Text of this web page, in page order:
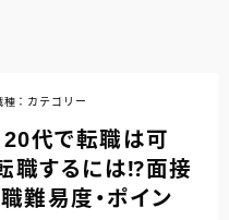
種：カテゴリー
20代で転職は可
職するには⁉︎面接
難易度・ポイン